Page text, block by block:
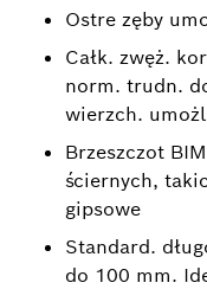
Ostre zęby
Całk. zwęż.
norm. trudn.
wierzch.
Brzeszczot
ściernych,
gipsowe
Standard.
do 100 mm.